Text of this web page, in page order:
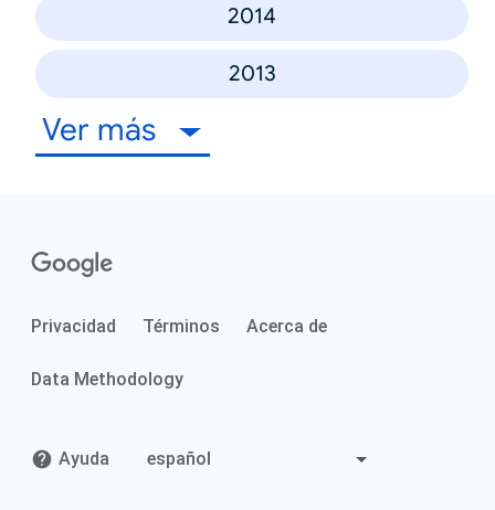
2014
2013
Ver más
Privacidad Términos Acerca de
Data Methodology
Ayuda